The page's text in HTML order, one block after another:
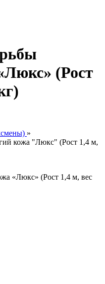
(Рост
»
кожа "Люкс" (Рост 1,4 м,
«Люкс» (Рост 1,4 м, вес